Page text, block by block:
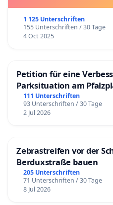
1 125 Unterschriften
155 Unterschriften / 30 Tage
4 Oct 2025
Petition für eine
Parksituation am
111 Unterschriften
93 Unterschriften / 30 Tage
2 Jul 2026
Zebrastreifen vor der
Berduxstraße bauen
205 Unterschriften
71 Unterschriften / 30 Tage
8 Jul 2026